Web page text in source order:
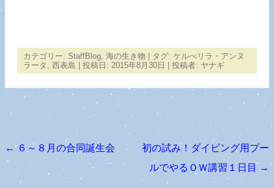
カテゴリー: StaffBlog, 海の生き物 | タグ: ケルべリラ・アンヌ
ラータ , 西表島 | 投稿日: 2015年8月30日 投稿者: ヤナギ
投稿ナビゲーション
←６～８月の合同誕生会
初の試み！ダイビング用プー
ルでやるＯＷ講習１日目 →